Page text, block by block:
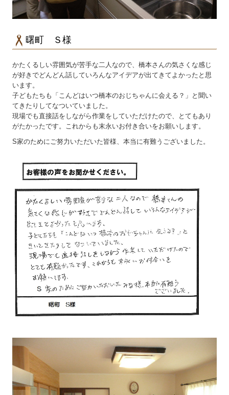
曙町 Ｓ様
かたくるしい雰囲気が苦手な二人なので、橋本さんの気さくな感じ
が好きでどんどん話していろんなアイデアが出てきてよかったと思
います。
子どもたちも「こんどはいつ橋本のおじちゃんに会える？」と聞い
てきたりしてなついていました。
現場でも直接話をしながら作業をしていただけたので、とてもあり
がたかったです。これからも末永いお付き合いをお願いします。
S家のためにご努力いただいた皆様、本当に有難うございました。